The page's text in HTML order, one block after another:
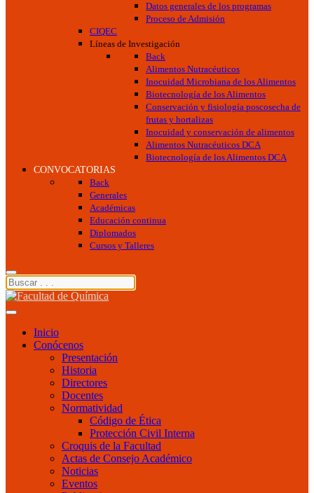
Datos generales de los programas
Proceso de Admisión
CIQEC
Líneas de Investigación
Back
Alimentos Nutracéuticos
Inocuidad Microbiana de los Alimentos
Biotecnología de los Alimentos
Conservación y fisiología poscosecha de
frutas y hortalizas
Inocuidad y conservación de alimentos
Alimentos Nutracéuticos DCA
Biotecnología de los Alimentos DCA
CONVOCATORIAS
Back
Generales
Académicas
Educación continua
Diplomados
Cursos y Talleres
Inicio
Conócenos
Presentación
Historia
Directores
Docentes
Normatividad
Código de Ética
Protección Civil Interna
Croquis de la Facultad
Actas de Consejo Académico
Noticias
Eventos